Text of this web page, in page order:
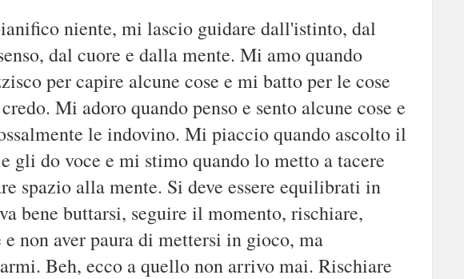
niente, mi lascio guidare dall'istinto, dal
dal cuore e dalla mente. Mi amo quando
per capire alcune cose e mi batto per le cose
Mi adoro quando penso e sento alcune cose e
le indovino. Mi piaccio quando ascolto il
gli do voce e mi stimo quando lo metto a tacere
spazio alla mente. Si deve essere equilibrati in
bene buttarsi, seguire il momento, rischiare,
e non aver paura di mettersi in gioco, ma
Beh, ecco a quello non arrivo mai. Rischiare